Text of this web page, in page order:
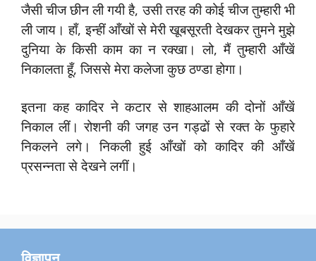
जैसी चीज छीन ली गयी है, उसी तरह की कोई चीज तुम्हारी भी
ली जाय। हाँ, इन्हीं आँखों से मेरी खूबसूरती देखकर तुमने मुझे
दुनिया के किसी काम का न रक्खा। लो, मैं तुम्हारी आँखें
निकालता हूँ, जिससे मेरा कलेजा कुछ ठण्डा होगा।
इतना कह कादिर ने कटार से शाहआलम की दोनों आँखें
निकाल लीं। रोशनी की जगह उन गड्ढों से रक्त के फुहारे
निकलने लगे। निकली हुई आँखों को कादिर की आँखें
प्रसन्नता से देखने लगीं।